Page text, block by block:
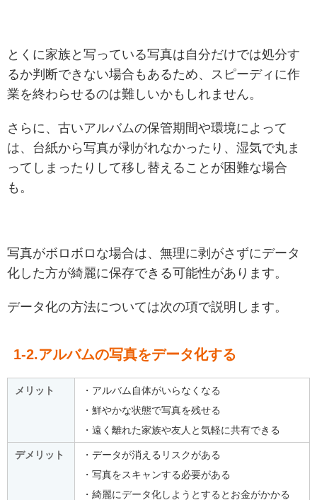
とくに家族と写っている写真は自分だけでは処分す
るか判断できない場合もあるため、スピーディに作
業を終わらせるのは難しいかもしれません。
さらに、古いアルバムの保管期間や環境によって
は、台紙から写真が剥がれなかったり、湿気で丸ま
ってしまったりして移し替えることが困難な場合
も。
写真がボロボロな場合は、無理に剥がさずにデータ
化した方が綺麗に保存できる可能性があります。
データ化の方法については次の項で説明します。
1-2.アルバムの写真をデータ化する
メリット
・アルバム自体がいらなくなる
・鮮やかな状態で写真を残せる
・遠く離れた家族や友人と気軽に共有できる
デメリット
・データが消えるリスクがある
・写真をスキャンする必要がある
・綺麗にデータ化しようとするとお金がかかる